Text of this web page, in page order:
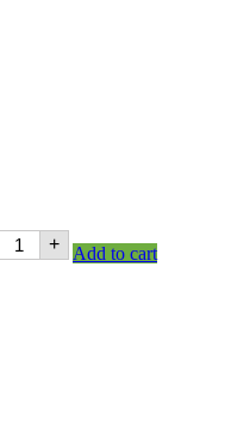
+
Add to cart